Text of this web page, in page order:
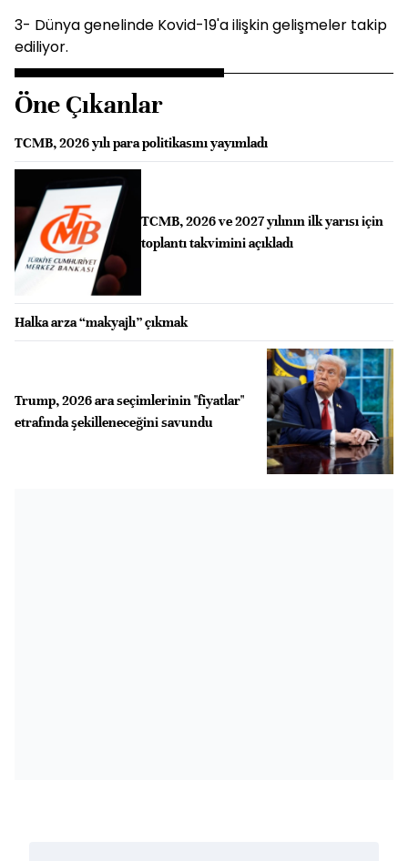
3- Dünya genelinde Kovid-19'a ilişkin gelişmeler takip
ediliyor.
Öne Çıkanlar
TCMB, 2026 yılı para politikasını yayımladı
TCMB, 2026 ve 2027 yılının ilk yarısı için
toplantı takvimini açıkladı
Halka arza “makyajlı” çıkmak
Trump, 2026 ara seçimlerinin "fiyatlar"
etrafında şekilleneceğini savundu